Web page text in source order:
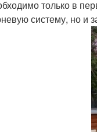
только в
систему, но и